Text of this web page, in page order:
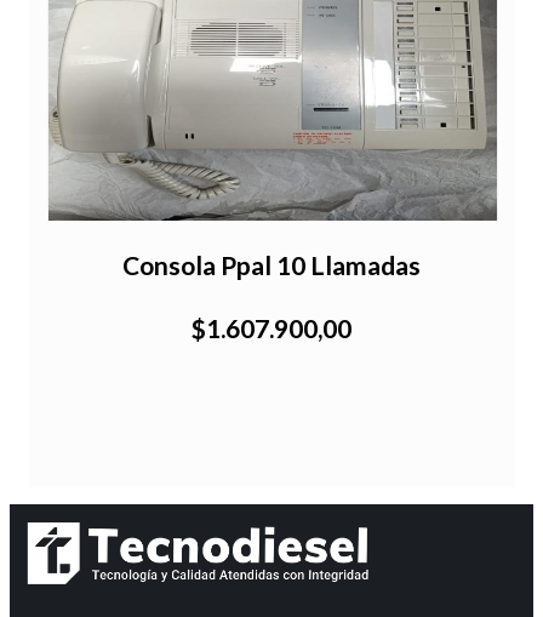
Consola Ppal 10 Llamadas
$1.607.900,00